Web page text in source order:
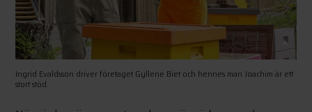
Ingrid Evaldsson driver företaget Gyllene Biet och hennes man Joachim är ett
stort stöd.